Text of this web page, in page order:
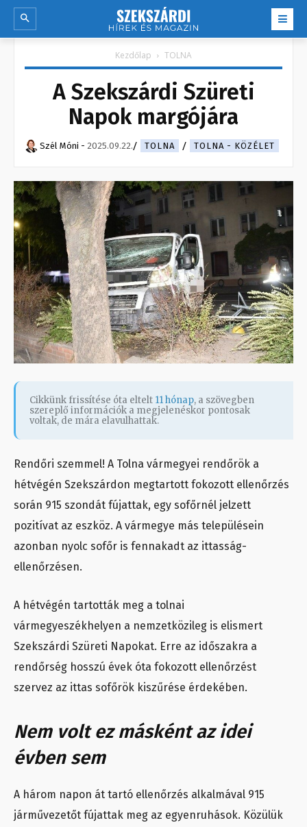
Kezdőlap TOLNA
A Szekszárdi Szüreti
Napok margójára
Szél Móni - 2025.09.22. TOLNA TOLNA - KÖZÉLET
Cikkünk frissítése óta eltelt 11 hónap, a szövegben
szereplő információk a megjelenéskor pontosak
voltak, de mára elavulhattak.
Rendőri szemmel! A Tolna vármegyei rendőrök a
hétvégén Szekszárdon megtartott fokozott ellenőrzés
során 915 szondát fújattak, egy sofőrnél jelzett
pozitívat az eszköz. A vármegye más településein
azonban nyolc sofőr is fennakadt az ittasság-
ellenőrzésen.
A hétvégén tartották meg a tolnai
vármegyeszékhelyen a nemzetközileg is elismert
Szekszárdi Szüreti Napokat. Erre az időszakra a
rendőrség hosszú évek óta fokozott ellenőrzést
szervez az ittas sofőrök kiszűrése érdekében.
Nem volt ez másként az idei
évben sem
A három napon át tartó ellenőrzés alkalmával 915
járművezetőt fújattak meg az egyenruhások. Közülük